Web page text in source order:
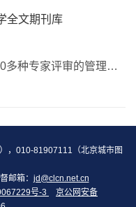
全文期刊库
Emerald管理学全文期刊库包含280多种专家评审的管理学学术期刊，可访问首都图书馆购买的2011年12月1日-2021年6月30日出版的文章内容，提供权威管理学研究和学术思想。
，010-81907111（北京城市图
邮箱： jd@clcn.net.cn
号-3
京公网安备